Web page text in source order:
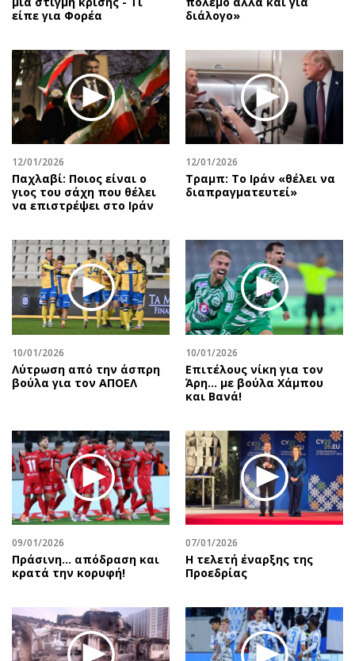
είπε για Φορέα
διάλογο»
12/01/2026
Παχλαβί: Ποιος είναι ο
γιος του σάχη που θέλει
να επιστρέψει στο Ιράν
12/01/2026
Τραμπ: Το Ιράν «θέλει να
διαπραγματευτεί»
10/01/2026
Λύτρωση από την άσπρη
βούλα για τον ΑΠΟΕΛ
10/01/2026
Επιτέλους νίκη για τον
Άρη… με βούλα Χάμπου
και Βανά!
09/01/2026
Πράσινη... απόδραση και
κρατά την κορυφή!
07/01/2026
Η τελετή έναρξης της
Προεδρίας